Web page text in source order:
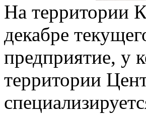
На территории
декабре
предприятие, у
территории